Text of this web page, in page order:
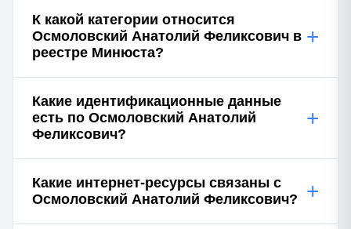
К какой категории относится
Осмоловский Анатолий Феликсович в
реестре Минюста?
+
Какие идентификационные данные
есть по Осмоловский Анатолий
Феликсович?
+
Какие интернет-ресурсы связаны с
Осмоловский Анатолий Феликсович?
+